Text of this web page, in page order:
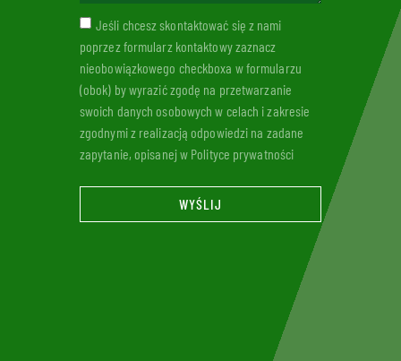
Jeśli chcesz skontaktować się z nami
poprzez formularz kontaktowy zaznacz
nieobowiązkowego checkboxa w formularzu
(obok) by wyrazić zgodę na przetwarzanie
swoich danych osobowych w celach i zakresie
zgodnymi z realizacją odpowiedzi na zadane
zapytanie, opisanej w Polityce prywatności
WYŚLIJ